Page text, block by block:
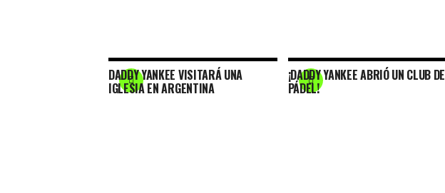
DADDY YANKEE VISITARÁ UNA
IGLESIA EN ARGENTINA
¡DADDY YANKEE ABRIÓ UN CLUB DE
PÁDEL!